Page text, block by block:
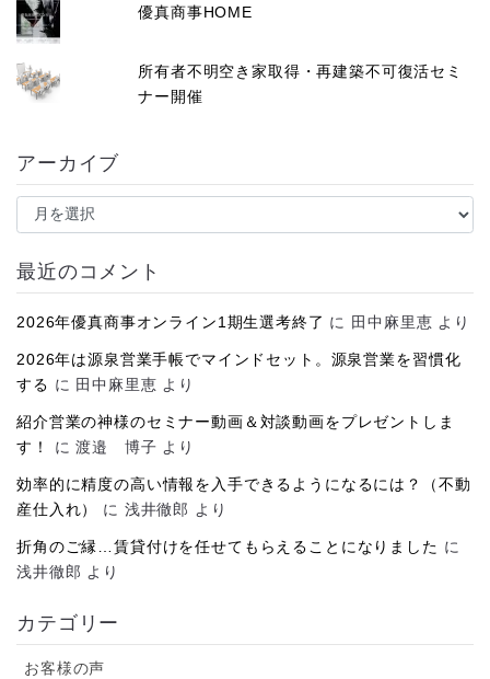
優真商事HOME
所有者不明空き家取得・再建築不可復活セミ
ナー開催
アーカイブ
ア
イ
ブ
最近のコメント
2026年優真商事オンライン1期生選考終了 に 田中麻里恵 より
2026年は源泉営業手帳でマインドセット。源泉営業を習慣化
する に 田中麻里恵 より
紹介営業の神様のセミナー動画＆対談動画をプレゼントしま
す！
に渡邉 博子 より
効率的に精度の高い情報を入手できるようになるには？（不動
産仕入れ）
に 浅井徹郎 より
折角のご縁…賃貸付けを任せてもらえることになりました に
浅井徹郎 より
カテゴリー
お客様の声